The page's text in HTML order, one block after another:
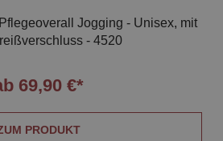
Jogging - Unisex, mit
- 4520
69,90 €*
PRODUKT